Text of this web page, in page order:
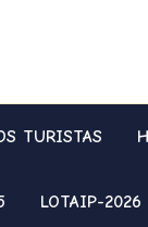
TURISTAS
LOTAIP-2026